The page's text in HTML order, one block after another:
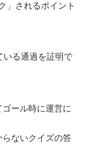
」されるポイント
いる通過を証明で
ール時に運営に
ないクイズの答